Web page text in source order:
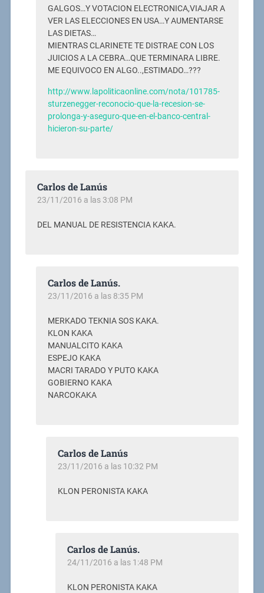
GALGOS…Y VOTACION ELECTRONICA,VIAJAR A
VER LAS ELECCIONES EN USA…Y AUMENTARSE
LAS DIETAS…
MIENTRAS CLARINETE TE DISTRAE CON LOS
JUICIOS A LA CEBRA…QUE TERMINARA LIBRE.
ME EQUIVOCO EN ALGO..,ESTIMADO…???
http://www.lapoliticaonline.com/nota/101785-
sturzenegger-reconocio-que-la-recesion-se-
prolonga-y-aseguro-que-en-el-banco-central-
hicieron-su-parte/
Carlos de Lanús
23/11/2016 a las 3:08 PM
DEL MANUAL DE RESISTENCIA KAKA.
Carlos de Lanús.
23/11/2016 a las 8:35 PM
MERKADO TEKNIA SOS KAKA.
KLON KAKA
MANUALCITO KAKA
ESPEJO KAKA
MACRI TARADO Y PUTO KAKA
GOBIERNO KAKA
NARCOKAKA
Carlos de Lanús
23/11/2016 a las 10:32 PM
KLON PERONISTA KAKA
Carlos de Lanús.
24/11/2016 a las 1:48 PM
KLON PERONISTA KAKA